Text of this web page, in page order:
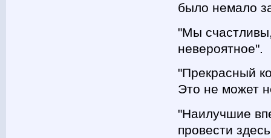
было немало
"Мы
невероятное".
"Прекрасный
Это не может
"Наилучшие
провести